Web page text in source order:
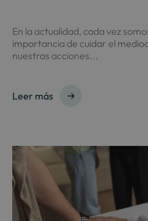
En la actualidad, cada vez
importancia de cuidar el
nuestras acciones...
Leer más